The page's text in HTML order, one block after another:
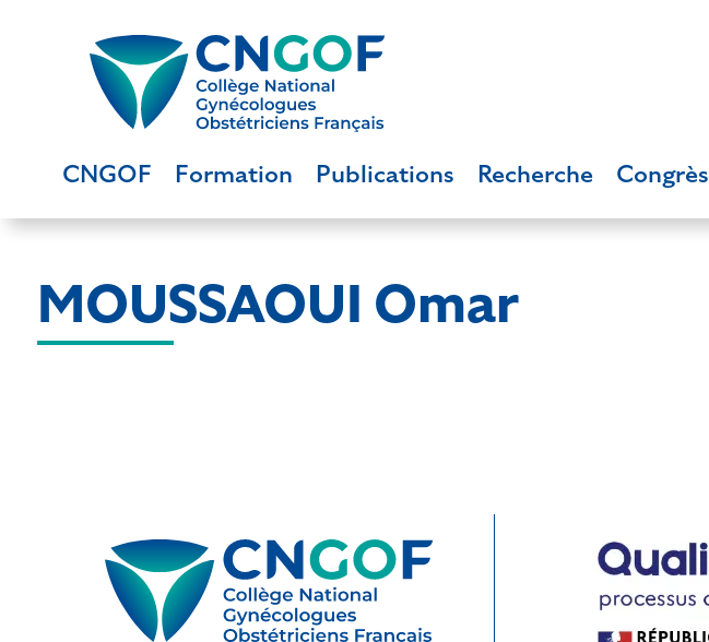
CNGOF Formation Publications Recherche Congrès
MOUSSAOUI Omar